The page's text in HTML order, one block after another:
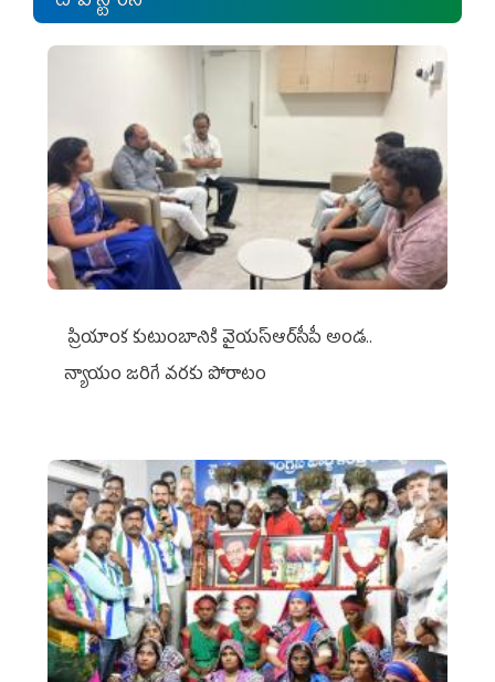
ప్రియాంక కుటుంబానికి వైయ‌స్ఆర్‌సీపీ అండ..
న్యాయం జరిగే వరకు పోరాటం